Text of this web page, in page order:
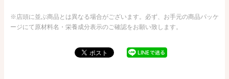
※店頭に並ぶ商品とは異なる場合がございます。必ず、お手元の商品パッケ
ージにて原材料名・栄養成分表示のご確認をお願い致します。